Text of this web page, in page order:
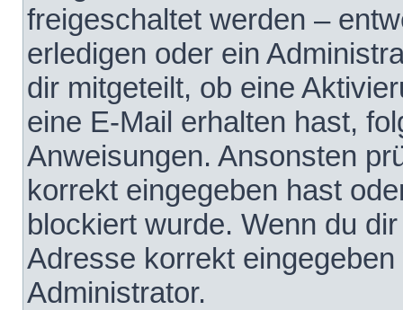
freigeschaltet werden –
erledigen oder ein
dir mitgeteilt, ob eine
eine E-Mail erhalten hast,
Anweisungen. Ansonsten
korrekt eingegeben hast
blockiert wurde. Wenn du
Adresse korrekt
Administrator.